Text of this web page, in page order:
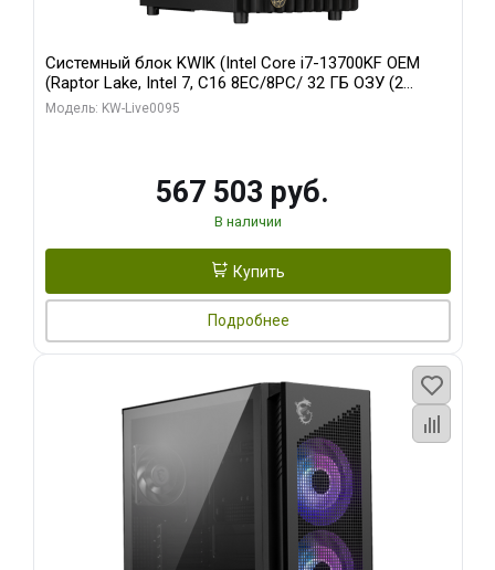
Системный блок KWIK (Intel Core i7-13700KF OEM
(Raptor Lake, Intel 7, C16 8EC/8PC/ 32 ГБ ОЗУ (2
модуля)/ Afox RTX4090 24GB GDDR6X 384-Bit 3xDP
Модель: KW-Live0095
567 503 руб.
В наличии
Купить
Подробнее